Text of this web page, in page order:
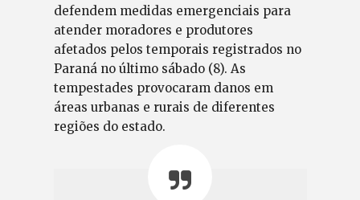
defendem medidas emergenciais para
atender moradores e produtores
afetados pelos temporais registrados no
Paraná no último sábado (8). As
tempestades provocaram danos em
áreas urbanas e rurais de diferentes
regiões do estado.